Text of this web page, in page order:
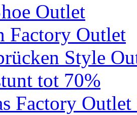
Outlet
Factory Outlet
Style
tot 70%
Factory Outlet